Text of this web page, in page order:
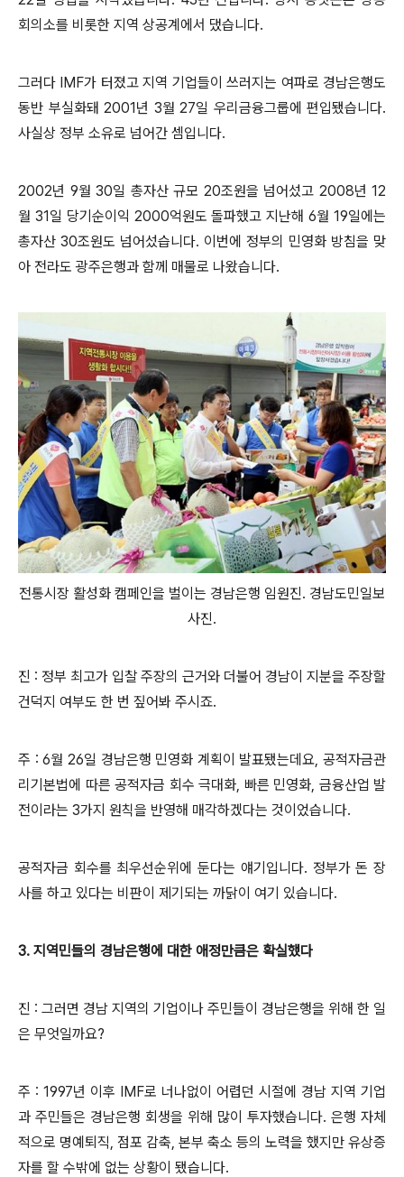
회의소를 비롯한 지역 상공계에서 댔습니다.
그러다 IMF가 터졌고 지역 기업들이 쓰러지는 여파로 경남은행도
동반 부실화돼 2001년 3월 27일 우리금융그룹에 편입됐습니다.
사실상 정부 소유로 넘어간 셈입니다.
2002년 9월 30일 총자산 규모 20조원을 넘어섰고 2008년 12
월 31일 당기순이익 2000억원도 돌파했고 지난해 6월 19일에는
총자산 30조원도 넘어섰습니다. 이번에 정부의 민영화 방침을 맞
아 전라도 광주은행과 함께 매물로 나왔습니다.
전통시장 활성화 캠페인을 벌이는 경남은행 임원진. 경남도민일보
사진.
진 : 정부 최고가 입찰 주장의 근거와 더불어 경남이 지분을 주장할
건덕지 여부도 한 번 짚어봐 주시죠.
주 : 6월 26일 경남은행 민영화 계획이 발표됐는데요, 공적자금관
리기본법에 따른 공적자금 회수 극대화, 빠른 민영화, 금융산업 발
전이라는 3가지 원칙을 반영해 매각하겠다는 것이었습니다.
공적자금 회수를 최우선순위에 둔다는 얘기입니다. 정부가 돈 장
사를 하고 있다는 비판이 제기되는 까닭이 여기 있습니다.
3. 지역민들의 경남은행에 대한 애정만큼은 확실했다
진 : 그러면 경남 지역의 기업이나 주민들이 경남은행을 위해 한 일
은 무엇일까요?
주 : 1997년 이후 IMF로 너나없이 어렵던 시절에 경남 지역 기업
과 주민들은 경남은행 회생을 위해 많이 투자했습니다. 은행 자체
적으로 명예퇴직, 점포 감축, 본부 축소 등의 노력을 했지만 유상증
자를 할 수밖에 없는 상황이 됐습니다.